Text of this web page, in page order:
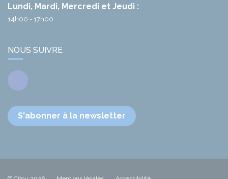
Lundi, Mardi, Mercredi et Jeudi :
14h00 - 17h00
NOUS SUIVRE
Facebook
S'abonner à la newsletter